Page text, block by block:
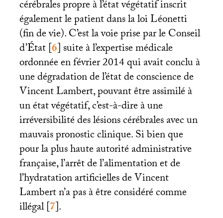
cérébrales propre à l’état végétatif inscrit
également le patient dans la loi Léonetti
(fin de vie). C’est la voie prise par le Conseil
d’État[6]suite à l’expertise médicale
ordonnée en février 2014 qui avait conclu à
une dégradation de l’état de conscience de
Vincent Lambert, pouvant être assimilé à
un état végétatif, c’est-à-dire à une
irréversibilité des lésions cérébrales avec un
mauvais pronostic clinique. Si bien que
pour la plus haute autorité administrative
française, l’arrêt de l’alimentation et de
l’hydratation artificielles de Vincent
Lambert n’a pas à être considéré comme
illégal[7].